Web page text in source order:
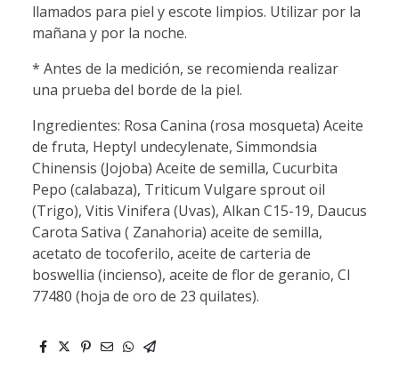
llamados para piel y escote limpios. Utilizar por la
mañana y por la noche.
* Antes de la medición, se recomienda realizar
una prueba del borde de la piel.
Ingredientes: Rosa Canina (rosa mosqueta) Aceite
de fruta, Heptyl undecylenate, Simmondsia
Chinensis (Jojoba) Aceite de semilla, Cucurbita
Pepo (calabaza), Triticum Vulgare sprout oil
(Trigo), Vitis Vinifera (Uvas), Alkan C15-19, Daucus
Carota Sativa ( Zanahoria) aceite de semilla,
acetato de tocoferilo, aceite de carteria de
boswellia (incienso), aceite de flor de geranio, CI
77480 (hoja de oro de 23 quilates).